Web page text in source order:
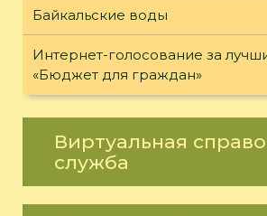
Байкальские воды
Интернет-голосование за
«Бюджет для граждан»
Виртуальная
служба